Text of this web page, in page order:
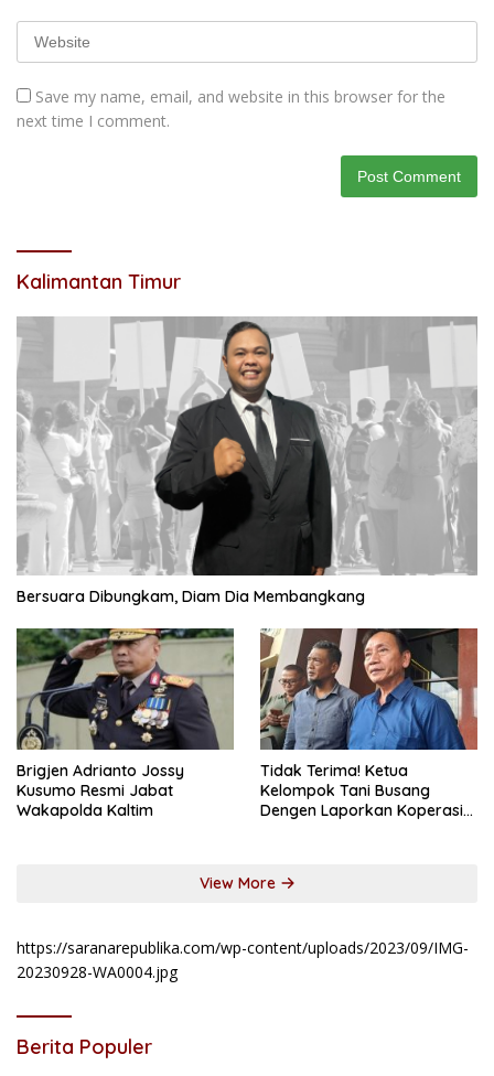
Save my name, email, and website in this browser for the
next time I comment.
Kalimantan Timur
Bersuara Dibungkam, Diam Dia Membangkang
Brigjen Adrianto Jossy
Kusumo Resmi Jabat
Wakapolda Kaltim
Tidak Terima! Ketua
Kelompok Tani Busang
Dengen Laporkan Koperasi
View More
https://saranarepublika.com/wp-content/uploads/2023/09/IMG-
20230928-WA0004.jpg
Berita Populer